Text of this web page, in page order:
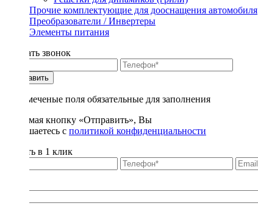
Прочие комплектующие для дооснащения автомобиля
Преобразователи / Инвертеры
Элементы питания
Заказать звонок
Отправить
* - отмеченые поля обязательные для заполнения
Нажимая кнопку «Отправить», Вы
соглашаетесь с политикой конфиденциальности
Купить в 1 клик